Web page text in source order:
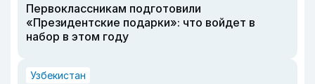
Первоклассникам подготовили
«Президентские подарки»: что войдет в
набор в этом году
Узбекистан